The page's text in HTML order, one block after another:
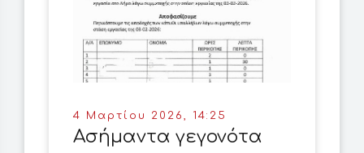
4 Μαρτίου 2026, 14:25
Ασήμαντα γεγονότα